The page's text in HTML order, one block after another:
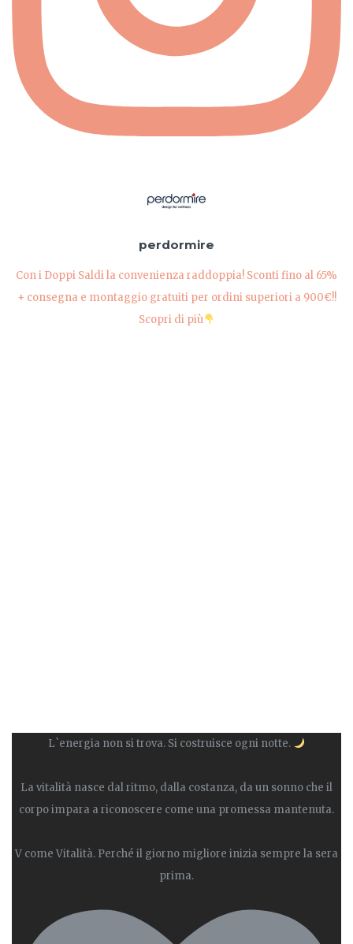
perdormire
Con i Doppi Saldi la convenienza raddoppia! Sconti fino al 65%
+ consegna e montaggio gratuiti per ordini superiori a 900€!!
Scopri di più
L`energia non si trova. Si costruisce ogni notte.
La vitalità nasce dal ritmo, dalla costanza, da un sonno che il
corpo impara a riconoscere come una promessa mantenuta.
V come Vitalità. Perché il giorno migliore inizia sempre la sera
prima.